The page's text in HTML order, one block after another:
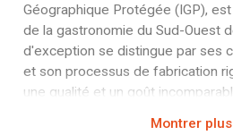
Géographique Protégée (IGP),
de la gastronomie du Sud-Ouest
d'exception se distingue par ses
et son processus de fabrication
une qualité et un goût
Tout d'abord, le jambon deMontrer plus